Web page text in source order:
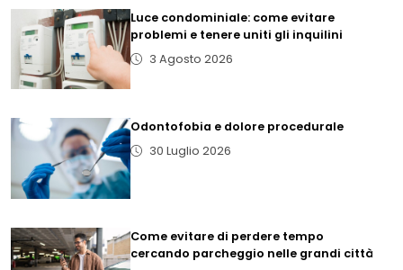
Luce condominiale: come evitare
problemi e tenere uniti gli inquilini
3 Agosto 2026
Odontofobia e dolore procedurale
30 Luglio 2026
Come evitare di perdere tempo
cercando parcheggio nelle grandi città